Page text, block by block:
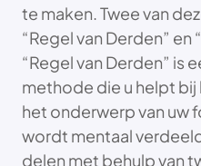
te maken. Twee van
“Regel van Derden”
“Regel van Derden” is
methode die u helpt
het onderwerp van uw
wordt mentaal
delen met behulp van